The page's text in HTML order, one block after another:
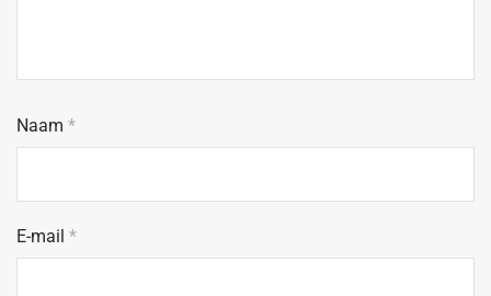
Naam *
E-mail *